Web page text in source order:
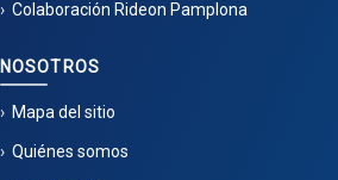
Colaboración Rideon Pamplona
NOSOTROS
Mapa del sitio
Quiénes somos